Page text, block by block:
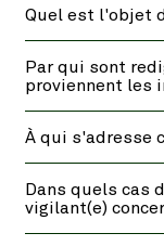
Quel est l'objet
Par qui sont
proviennent les
À qui s'adresse
Dans quels cas
vigilant(e)